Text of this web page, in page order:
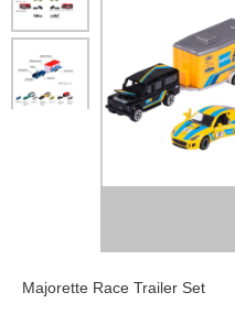
Majorette Race Trailer Set